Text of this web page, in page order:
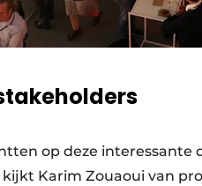
op deze interessante
Karim Zouaoui van